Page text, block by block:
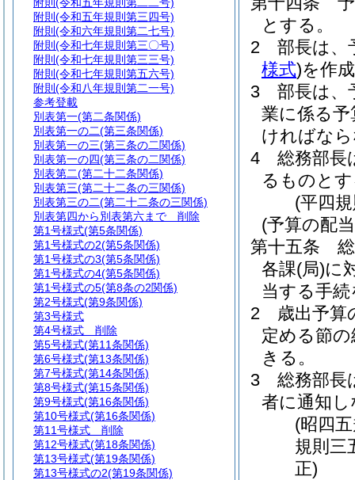
とする。
2
部長は、
様式)を作
3
部長は、
業に係る
ければな
4
総務部長
るものと
(平四
(予算の配
第十五条
各課(局)に
当する手
2
歳出予算
定める節の
きる。
3
総務部長
者に通知
(昭四
規則三
正)
附則 (令和五年規則第三四号)
附則 (令和六年規則第二七号)
附則 (令和七年規則第三〇号)
附則 (令和七年規則第三三号)
附則 (令和七年規則第五六号)
附則 (令和八年規則第二一号)
参考登載
別表第一(第二条関係)
別表第一の二(第三条関係)
別表第一の三(第三条の二関係)
別表第一の四(第三条の二関係)
別表第二(第二十二条関係)
別表第三(第二十二条の三関係)
別表第三の二(第二十二条の三関係)
別表第四から別表第六まで 削除
第1号様式(第5条関係)
第1号様式の2(第5条関係)
第1号様式の3(第5条関係)
第1号様式の4(第5条関係)
第1号様式の5(第8条の2関係)
第2号様式(第9条関係)
第3号様式
第4号様式 削除
第5号様式(第11条関係)
第6号様式(第13条関係)
第7号様式(第14条関係)
第8号様式(第15条関係)
第9号様式(第16条関係)
第10号様式(第16条関係)
第11号様式 削除
第12号様式(第18条関係)
第13号様式(第19条関係)
第13号様式の2(第19条関係)